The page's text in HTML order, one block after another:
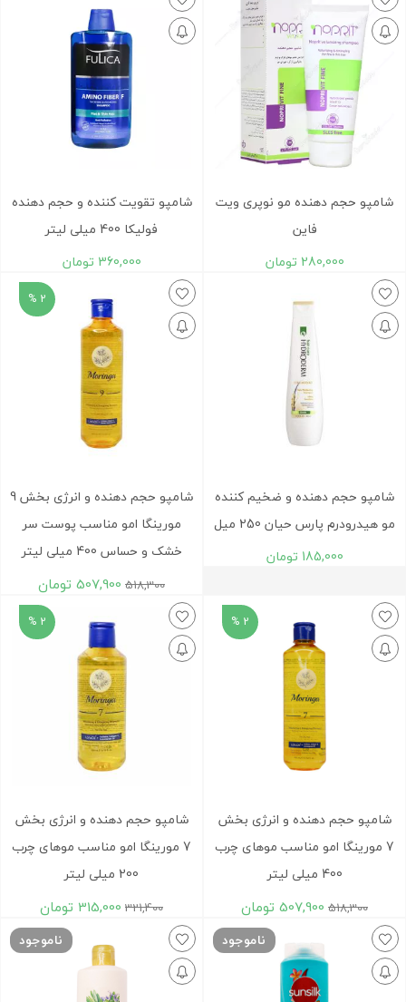
شامپو حجم دهنده مو نوپری ویت
فاین
280,000 تومان
شامپو تقویت کننده و حجم دهنده
فولیکا 400 میلی لیتر
360,000 تومان
شامپو حجم دهنده و ضخیم کننده
مو هیدرودرم پارس حیان 250 میل
185,000 تومان
2 %
شامپو حجم دهنده و انرژی بخش 9
مورینگا امو مناسب پوست سر
خشک و حساس 400 میلی لیتر
518,300
507,900 تومان
2 %
شامپو حجم دهنده و انرژی بخش
7 مورینگا امو مناسب موهای چرب
400 میلی لیتر
518,300
507,900 تومان
2 %
شامپو حجم دهنده و انرژی بخش
7 مورینگا امو مناسب موهای چرب
200 میلی لیتر
321,400
315,000 تومان
ناموجود ناموجود